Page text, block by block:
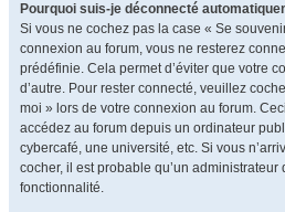
Pourquoi suis-je déconnecté
Si vous ne cochez pas la case « Se
connexion au forum, vous ne resterez
prédéfinie. Cela permet d’éviter que votre
d’autre. Pour rester connecté, veuillez
moi » lors de votre connexion au forum.
accédez au forum depuis un ordinateur
cybercafé, une université, etc. Si vous
cocher, il est probable qu’un administrateur
fonctionnalité.